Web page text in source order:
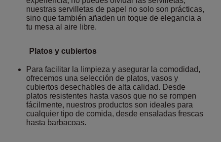
nuestras servilletas de papel no solo son prácticas,
sino que también añaden un toque de elegancia a
tu mesa al aire libre.
Platos y cubiertos
Para facilitar la limpieza y asegurar la comodidad,
ofrecemos una selección de platos, vasos y
cubiertos desechables de alta calidad. Desde
platos resistentes hasta vasos que no se rompen
fácilmente, nuestros productos son ideales para
cualquier tipo de comida, desde ensaladas frescas
hasta barbacoas.